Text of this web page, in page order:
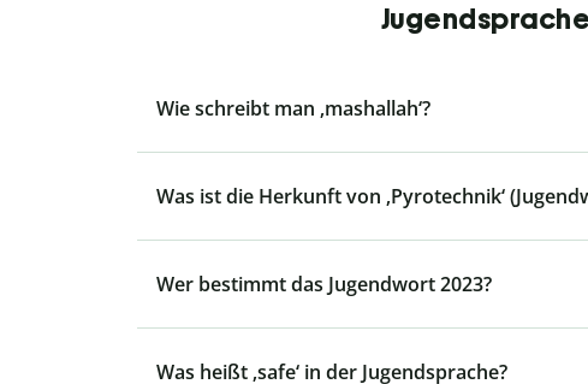
Wie schreibt man ‚mashallah‘?
Was ist die Herkunft von ‚Pyrotechnik‘
Wer bestimmt das Jugendwort 2023?
Was heißt ‚safe‘ in der Jugendsprache?